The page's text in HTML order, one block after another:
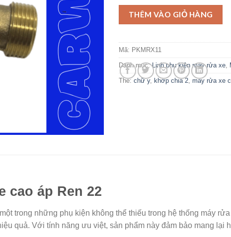
THÊM VÀO GIỎ HÀNG
Mã: PKMRX11
Danh mục:Linh phụ kiện máy rửa xe,
Thẻ: chữ y, khớp chia 2, máy rửa xe
cao áp Ren 22
trong những phụ kiện không thể thiếu trong hệ thống máy
quả. Với tính năng ưu việt, sản phẩm này đảm bảo mang lại